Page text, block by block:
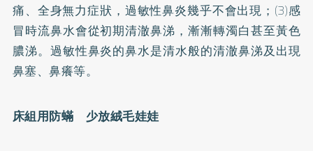
痛、全身無力症狀，過敏性鼻炎幾乎不會出現；(3)感
冒時流鼻水會從初期清澈鼻涕，漸漸轉濁白甚至黃色
膿涕。過敏性鼻炎的鼻水是清水般的清澈鼻涕及出現
鼻塞、鼻癢等。
床組用防蟎 少放絨毛娃娃